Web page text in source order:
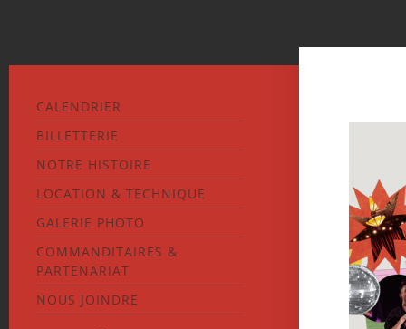
CALENDRIER
BILLETTERIE
NOTRE HISTOIRE
LOCATION & TECHNIQUE
GALERIE PHOTO
COMMANDITAIRES &
PARTENARIAT
NOUS JOINDRE